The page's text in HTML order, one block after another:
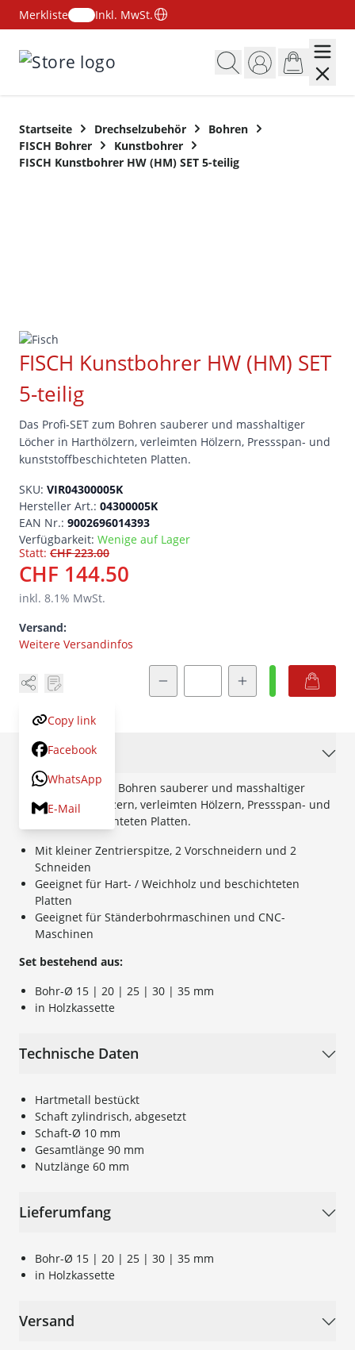
Merkliste
Inkl. MwSt.
Startseite Drechselzubehör
Bohren
FISCH Bohrer
Kunstbohrer
FISCH Kunstbohrer HW (HM) SET 5-teilig
FISCH Kunstbohrer HW (HM) SET
5-teilig
Das Profi-SET zum Bohren sauberer und masshaltiger
Löcher in Harthölzern, verleimten Hölzern, Pressspan- und
kunststoffbeschichteten Platten.
SKU: VIR04300005K
Hersteller Art.: 04300005K
EAN Nr.: 9002696014393
Verfügbarkeit: Wenige auf Lager
Statt: CHF 223.00
CHF 144.50
inkl. 8.1% MwSt.
Versand:
Weitere Versandinfos
Copy link
Facebook
WhatsApp
E-Mail
Beschreibung
Das Profi-SET zum Bohren sauberer und masshaltiger
Löcher in Harthölzern, verleimten Hölzern, Pressspan- und
kunststoffbeschichteten Platten.
Mit kleiner Zentrierspitze, 2 Vorschneidern und 2
Schneiden
Geeignet für Hart- / Weichholz und beschichteten
Platten
Geeignet für Ständerbohrmaschinen und CNC-
Maschinen
Set bestehend aus:
Bohr-Ø 15 | 20 | 25 | 30 | 35 mm
in Holzkassette
Technische Daten
Hartmetall bestückt
Schaft zylindrisch, abgesetzt
Schaft-Ø 10 mm
Gesamtlänge 90 mm
Nutzlänge 60 mm
Lieferumfang
Bohr-Ø 15 | 20 | 25 | 30 | 35 mm
in Holzkassette
Versand